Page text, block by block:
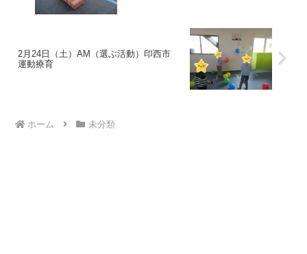
2月24日（土）AM（選ぶ活動）印西市
運動療育
ホーム 未分類